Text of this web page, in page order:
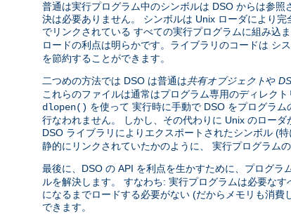
普通は実行プログラム中のシンボルは DSO からは参
決は必要ありません。 シンボルは Unix ローダにより
でリンクされている すべての実行プログラムに組み込
ロードの利点は明らかです。ライブラリのコードは シ
を節約することができます。
二つめの方法では DSO は普通は共有オブジェクトや
これらのファイルは通常はプログラム専用のディレク
dlopen() を使って 実行時に手動で DSO をプログラ
行なわれません。 しかし、その代わりに Unix のロー
DSO ライブラリによりエクスポートされたシンボル (
静的にリンクされていたかのように、 実行プログラム
最後に、DSO の API を利点を生かすために、プログラ
ルを解決します。 すなわち: 実行プログラムは必要な
になるまでロードする必要がない (だからメモリも消
できます。